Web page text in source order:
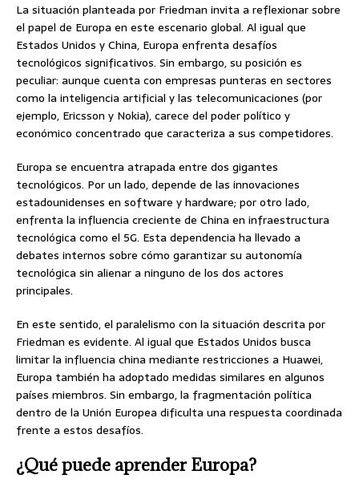
La situación planteada por Friedman invita a reflexionar sobre
el papel de Europa en este escenario global. Al igual que
Estados Unidos y China, Europa enfrenta desafíos
tecnológicos significativos. Sin embargo, su posición es
peculiar: aunque cuenta con empresas punteras en sectores
como la inteligencia artificial y las telecomunicaciones (por
ejemplo, Ericsson y Nokia), carece del poder político y
económico concentrado que caracteriza a sus competidores.
Europa se encuentra atrapada entre dos gigantes
tecnológicos. Por un lado, depende de las innovaciones
estadounidenses en software y hardware; por otro lado,
enfrenta la influencia creciente de China en infraestructura
tecnológica como el 5G. Esta dependencia ha llevado a
debates internos sobre cómo garantizar su autonomía
tecnológica sin alienar a ninguno de los dos actores
principales.
En este sentido, el paralelismo con la situación descrita por
Friedman es evidente. Al igual que Estados Unidos busca
limitar la influencia china mediante restricciones a Huawei,
Europa también ha adoptado medidas similares en algunos
países miembros. Sin embargo, la fragmentación política
dentro de la Unión Europea dificulta una respuesta coordinada
frente a estos desafíos.
¿Qué puede aprender Europa?